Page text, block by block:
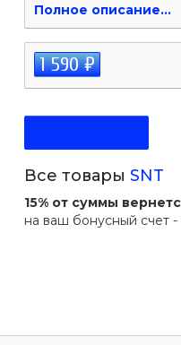
Полное описание...
1 590 ₽
Все товары SNT
15% от суммы
на ваш бонусный счет -